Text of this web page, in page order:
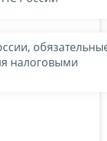
налоговыми